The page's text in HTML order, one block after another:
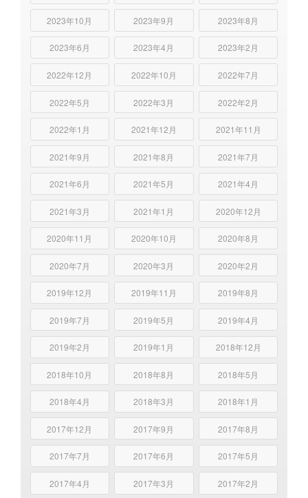
2023年10月 2023年9月 2023年8月
2023年6月 2023年4月 2023年2月
2022年12月 2022年10月 2022年7月
2022年5月 2022年3月 2022年2月
2022年1月 2021年12月 2021年11月
2021年9月 2021年8月 2021年7月
2021年6月 2021年5月 2021年4月
2021年3月 2021年1月 2020年12月
2020年11月 2020年10月 2020年8月
2020年7月 2020年3月 2020年2月
2019年12月 2019年11月 2019年8月
2019年7月 2019年5月 2019年4月
2019年2月 2019年1月 2018年12月
2018年10月 2018年8月 2018年5月
2018年4月 2018年3月 2018年1月
2017年12月 2017年9月 2017年8月
2017年7月 2017年6月 2017年5月
2017年4月 2017年3月 2017年2月